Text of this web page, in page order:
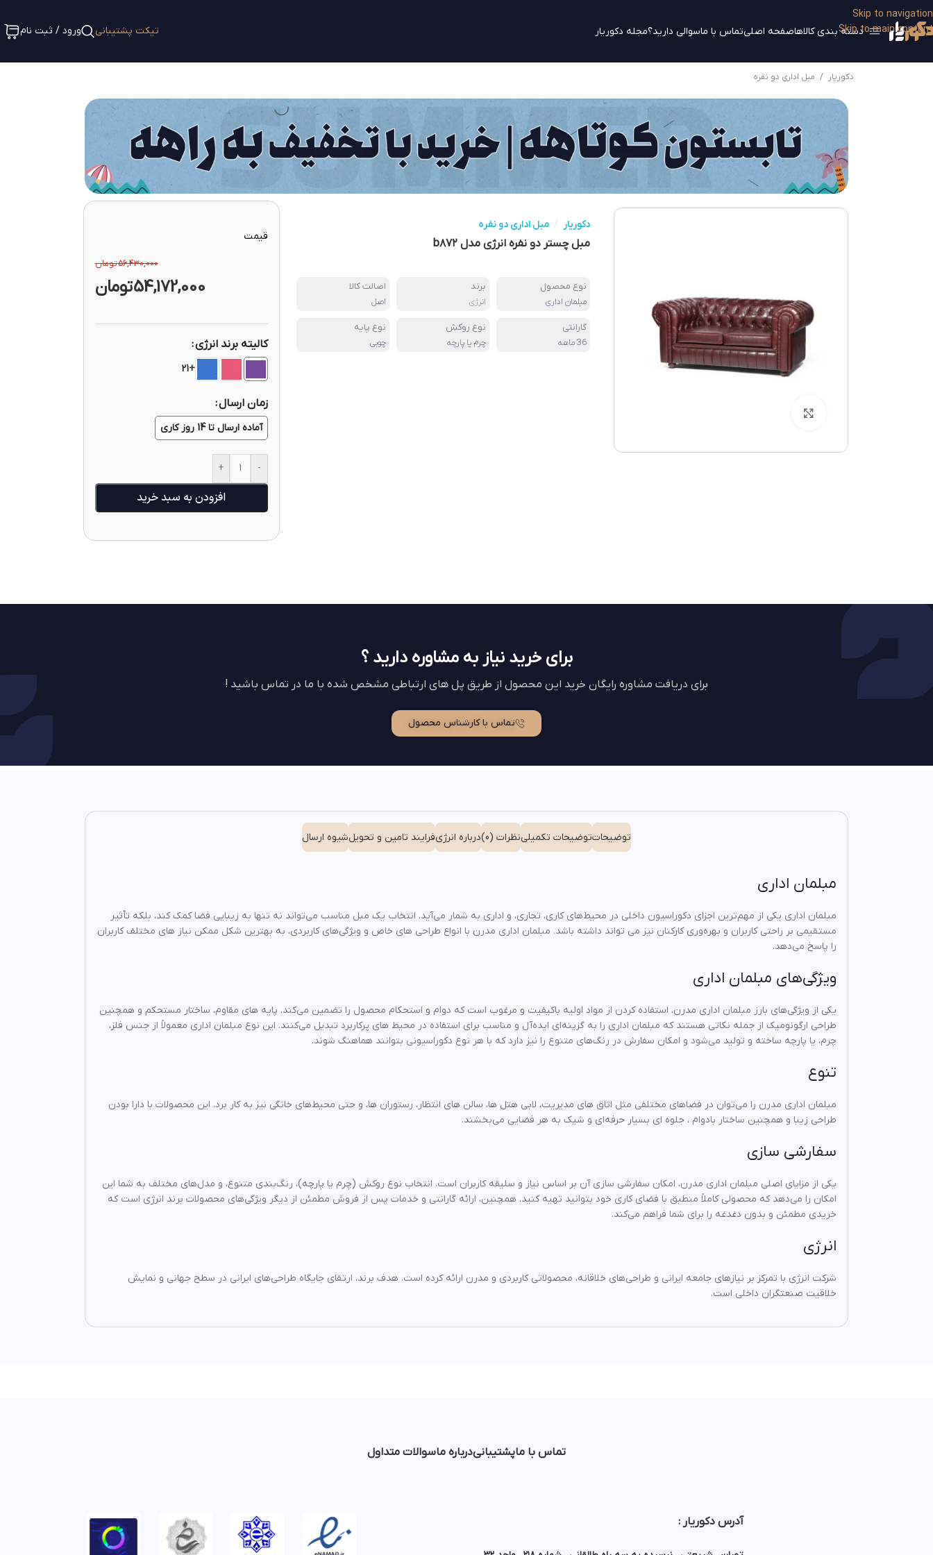
Skip to navigation
Skip to main contentدسته بندی کالاهاصفحه اصلیتماس با ماسوالی دارید؟مجله دکوریار تیکت پشتیبانی ورود / ثبت نام
دکوریار / مبل اداری دو نفره
دکوریار / مبل اداری دو نفره
مبل چستر دو نفره انرژی مدل b۸۷۲
نوع محصول
مبلمان اداری
برند
انرژی
اصالت کالا
اصل
گارانتی
36 ماهه
نوع روکش
چرم یا پارچه
نوع پایه
چوبی
قیمت
56,430,000تومان
54,172,000تومان
کالیته برند انرژی
+21
زمان ارسال
آماده ارسال تا 14 روز کاری
-
+
افزودن به سبد خرید
برای خرید نیاز به مشاوره دارید ؟
برای دریافت مشاوره رایگان خرید این محصول از طریق پل های ارتباطی مشخص شده با ما در تماس باشید !
تماس با کارشناس محصول
توضیحاتتوضیحات تکمیلینظرات (0) درباره انرژیفرایند تامین و تحویلشیوه ارسال
مبلمان اداری
مبلمان اداری یکی از مهم‌ترین اجزای دکوراسیون داخلی در محیط‌های کاری، تجاری، و اداری به شمار می‌آید. انتخاب یک مبل مناسب می‌تواند نه‌ تنها به زیبایی فضا کمک کند، بلکه تأثیر
مستقیمی بر راحتی کاربران و بهره‌وری کارکنان نیز می تواند داشته باشد. مبلمان اداری مدرن با انواع طراحی‌ های خاص و ویژگی‌های کاربردی، به بهترین شکل ممکن نیاز های مختلف کاربران
را پاسخ می‌دهد.
ویژگی‌های مبلمان اداری
یکی از ویژگی‌های بارز مبلمان اداری مدرن، استفاده کردن از مواد اولیه باکیفیت و مرغوب است که دوام و استحکام محصول را تضمین می‌کند. پایه‌ های مقاوم، ساختار مستحکم و همچنین
طراحی ارگونومیک از جمله نکاتی هستند که مبلمان اداری را به گزینه‌ای ایده‌آل و مناسب برای استفاده در محیط‌ های پرکاربرد تبدیل می‌کنند. این نوع مبلمان اداری معمولاً از جنس فلز،
چرم، یا پارچه ساخته و تولید می‌شود و امکان سفارش در رنگ‌های متنوع را نیز دارد که با هر نوع دکوراسیونی بتوانند هماهنگ شوند.
تنوع
مبلمان اداری مدرن را می‌توان در فضاهای مختلفی مثل اتاق‌ های مدیریت، لابی هتل‌ ها، سالن‌ های انتظار، رستوران‌ ها، و حتی محیط‌های خانگی نیز به کار برد. این محصولات با دارا بودن
طراحی زیبا و همچنین ساختار بادوام ، جلوه‌ ای بسیار حرفه‌ای و شیک به هر فضایی می‌بخشند.
سفارشی‌ سازی
یکی از مزایای اصلی مبلمان اداری مدرن، امکان سفارشی‌ سازی آن بر اساس نیاز و سلیقه کاربران است. انتخاب نوع روکش (چرم یا پارچه)، رنگ‌بندی متنوع، و مدل‌های مختلف به شما این
امکان را می‌دهد که محصولی کاملاً منطبق با فضای کاری خود بتوانید تهیه کنید. همچنین، ارائه گارانتی و خدمات پس از فروش مطمئن از دیگر ویژگی‌های محصولات برند انرژی است که
خریدی مطمئن و بدون دغدغه را برای شما فراهم می‌کند.
انرژی
شرکت انرژی با تمرکز بر نیازهای جامعه ایرانی و طراحی‌های خلاقانه، محصولاتی کاربردی و مدرن ارائه کرده است. هدف برند، ارتقای جایگاه طراحی‌های ایرانی در سطح جهانی و نمایش
خلاقیت صنعتگران داخلی است.
تماس با ماپشتیبانیدرباره ماسوالات متداول
آدرس دکوریار :